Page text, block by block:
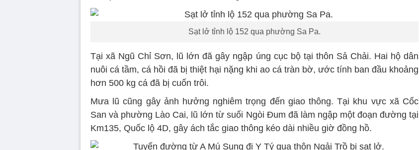
Sạt lở tỉnh lộ 152 qua phường Sa Pa.
Tại xã Ngũ Chỉ Sơn, lũ lớn đã gây ngập úng cục bộ tại thôn Sả Chải. Hai hộ dân
nuôi cá tầm, cá hồi đã bị thiệt hại nặng khi ao cá tràn bờ, ước tính ban đầu khoảng
hơn 500 kg cá đã bị cuốn trôi.
Mưa lũ cũng gây ảnh hưởng nghiêm trọng đến giao thông. Tại khu vực xã Cốc
San và phường Lào Cai, lũ lớn từ suối Ngòi Đum đã làm ngập một đoạn đường tại
Km135, Quốc lộ 4D, gây ách tắc giao thông kéo dài nhiều giờ đồng hồ.